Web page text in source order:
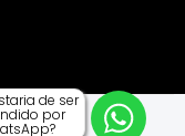
de ser
por